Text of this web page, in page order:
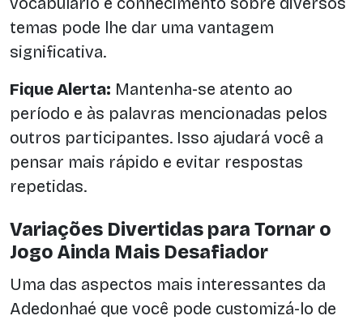
temas pode lhe dar uma vantagem
significativa.
Fique Alerta: Mantenha-se atento ao
período e às palavras mencionadas pelos
outros participantes. Isso ajudará você a
pensar mais rápido e evitar respostas
repetidas.
Variações Divertidas para Tornar o
Jogo Ainda Mais Desafiador
Uma das aspectos mais interessantes da
Adedonhaé que você pode customizá-lo de